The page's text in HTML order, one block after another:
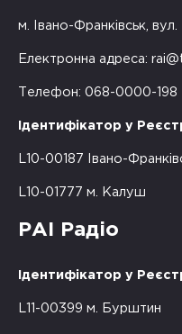
м. Івано-Франківськ,
Електронна адреса:
Телефон: 068-0000-198
Ідентифікатор у
L10-00187 Івано-
L10-01777 м. Калуш
РАІ Радіо
Ідентифікатор у
L11-00399 м. Бурштин